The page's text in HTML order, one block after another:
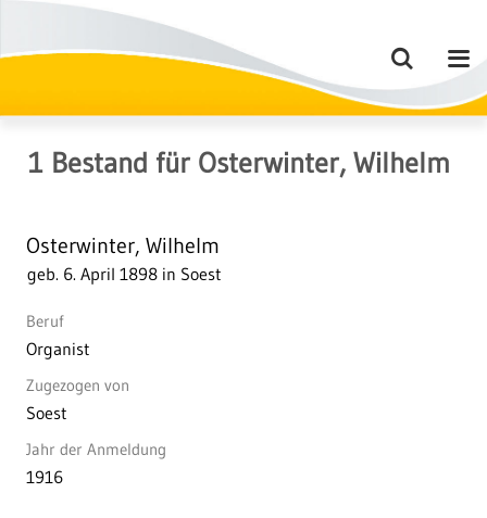
1 Bestand für Osterwinter, Wilhelm
Osterwinter, Wilhelm
geb. 6. April 1898 in Soest
Beruf
Organist
Zugezogen von
Soest
Jahr der Anmeldung
1916